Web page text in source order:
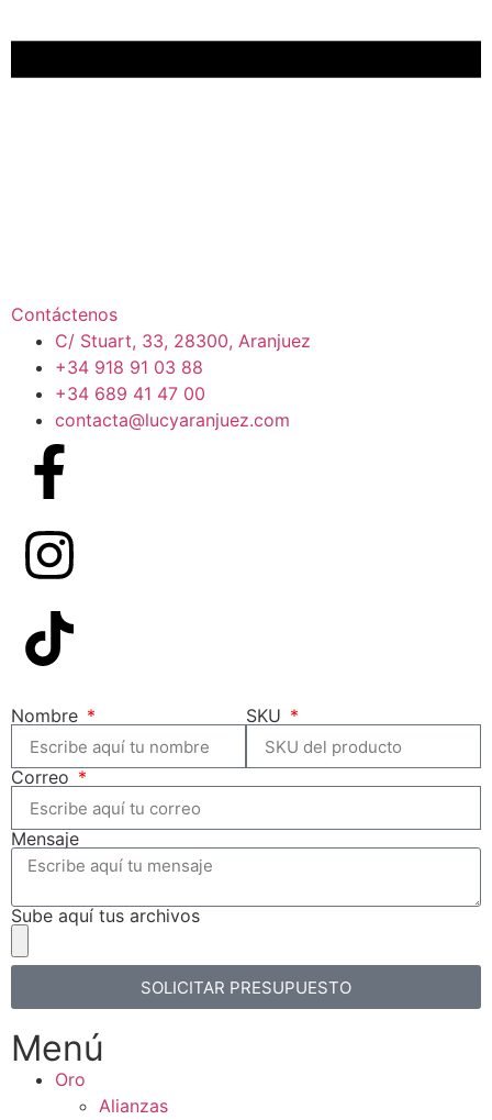
Contáctenos
C/ Stuart, 33, 28300, Aranjuez
+34 918 91 03 88
+34 689 41 47 00
contacta@lucyaranjuez.com
Nombre SKU
Correo
Mensaje
Sube aquí tus archivos
SOLICITAR PRESUPUESTO
Menú
Oro
Alianzas